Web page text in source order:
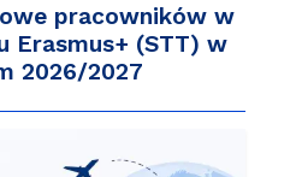
pracowników w
Erasmus+ (STT) w
2026/2027